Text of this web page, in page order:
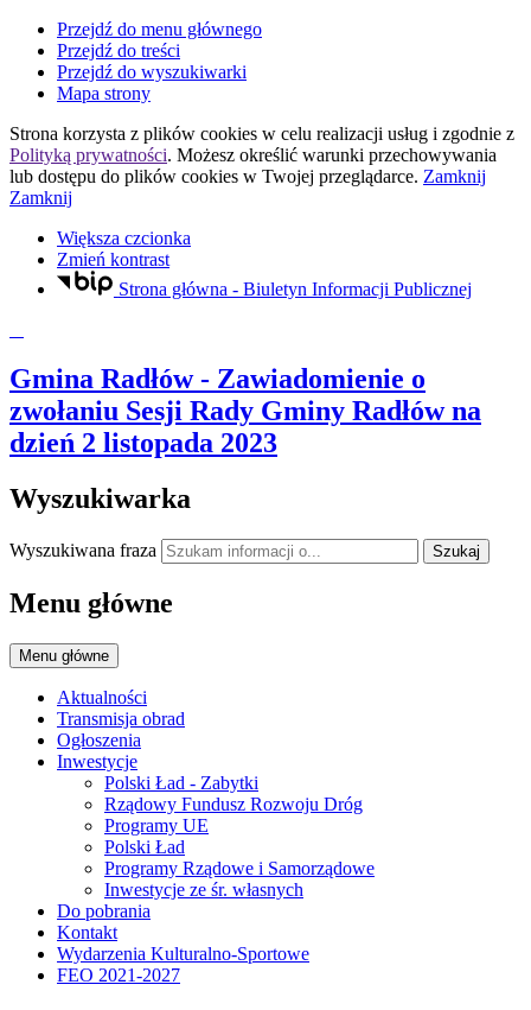
Przejdź do menu głównego
Przejdź do treści
Przejdź do wyszukiwarki
Mapa strony
Strona korzysta z plików cookies w celu realizacji usług i zgodnie z
Polityką prywatności. Możesz określić warunki przechowywania
lub dostępu do plików cookies w Twojej przeglądarce. Zamknij
Zamknij
Większa czcionka
Zmień kontrast
Strona główna - Biuletyn Informacji Publicznej
Gmina Radłów- Zawiadomienie o
zwołaniu Sesji Rady Gminy Radłów na
dzień 2 listopada 2023
Wyszukiwarka
Wyszukiwana fraza Szukaj
Menu główne
Menu główne
Aktualności
Transmisja obrad
Ogłoszenia
Inwestycje
Polski Ład - Zabytki
Rządowy Fundusz Rozwoju Dróg
Programy UE
Polski Ład
Programy Rządowe i Samorządowe
Inwestycje ze śr. własnych
Do pobrania
Kontakt
Wydarzenia Kulturalno-Sportowe
FEO 2021-2027